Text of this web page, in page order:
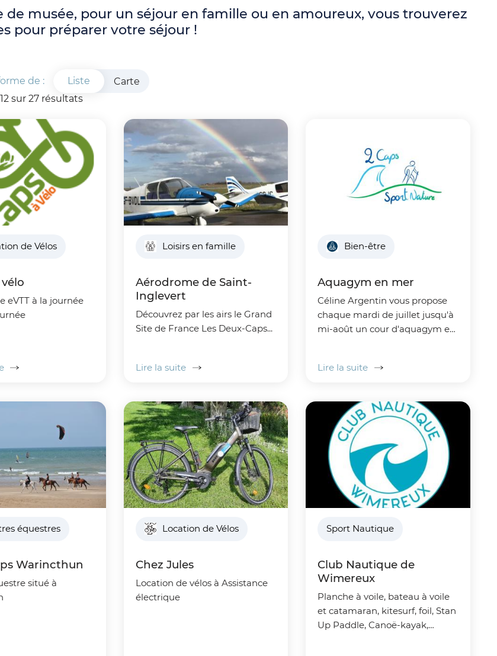
musée, pour un séjour en famille ou en amoureux, vous trouverez
pour préparer votre séjour !
sur 27 résultats
de : Liste Carte
de Vélos
eVTT à la journée
Loisirs en famille
Aérodrome de Saint-
Inglevert
Découvrez par les airs le Grand
Site de France Les Deux-Caps...
Lire la suite
Bien-être
Aquagym en mer
Céline Argentin vous propose
chaque mardi de juillet jusqu'à
mi-août un cour d'aquagym en
Lire la suite
équestres
Warincthun
situé à
Location de Vélos
Chez Jules
Location de vélos à Assistance
électrique
Sport Nautique
Club Nautique de
Wimereux
Planche à voile, bateau à voile
et catamaran, kitesurf, foil, Stan
Up Paddle, Canoë-kayak,